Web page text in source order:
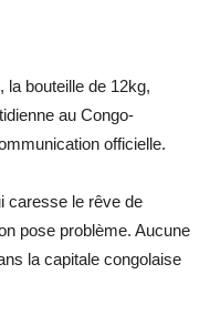
la bouteille de 12kg,
au Congo-
officielle.
caresse le rêve de
pose problème. Aucune
la capitale congolaise